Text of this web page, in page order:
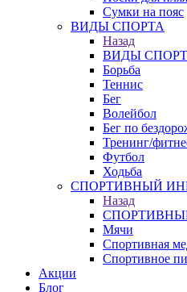
Сумки на пояс
ВИДЫ СПОРТА
Назад
ВИДЫ
Борьба
Теннис
Бег
Волейбол
Бег по
Тренинг/
Футбол
Ходьба
СПОРТИВНЫЙ
Назад
Мячи
Спортивная
Спортивное
Акции
Блог